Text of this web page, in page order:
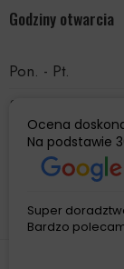
Godziny otwarcia
Pon. - Pt.
Sobota
Niedziela
Ocena
Na podstawie
Super
Bardzo